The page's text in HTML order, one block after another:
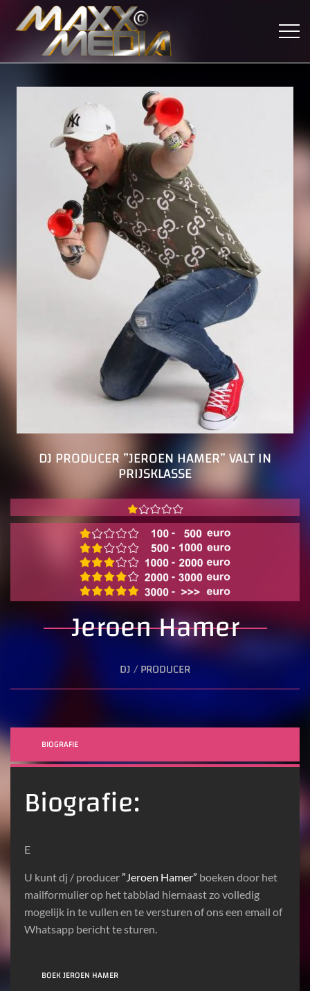
DJ PRODUCER ”JEROEN HAMER” VALT IN
PRIJSKLASSE
Jeroen Hamer
DJ / PRODUCER
BIOGRAFIE
Biografie:
E
U kunt dj / producer”Jeroen Hamer” boeken door het
mailformulier op het tabblad hiernaast zo volledig
mogelijk in te vullen en te versturen of ons een email of
Whatsapp bericht te sturen.
BOEK JEROEN HAMER